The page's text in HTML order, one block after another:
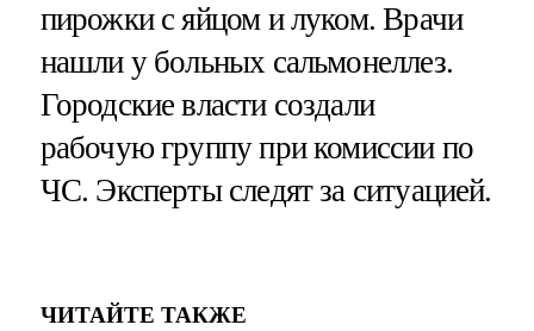
пирожки с яйцом и луком. Врачи
нашли у больных сальмонеллез.
Городские власти создали
рабочую группу при комиссии по
ЧС. Эксперты следят за ситуацией.
ЧИТАЙТЕ ТАКЖЕ